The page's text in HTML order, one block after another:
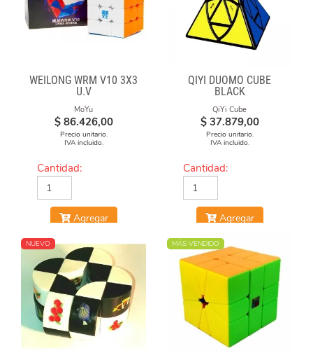
WEILONG WRM V10 3X3
U.V
MoYu
$ 86.426,00
Precio unitario.
IVA incluido.
Cantidad:
Agregar
QIYI DUOMO CUBE
BLACK
QiYi Cube
$ 37.879,00
Precio unitario.
IVA incluido.
Cantidad:
Agregar
NUEVO MÁS VENDIDO